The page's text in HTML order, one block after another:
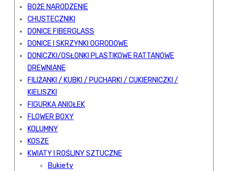
BOŻE NARODZENIE
CHUSTECZNIKI
DONICE FIBERGLASS
DONICE I SKRZYNKI OGRODOWE
DONICZKI/OSŁONKI PLASTIKOWE RATTANOWE
DREWNIANE
FILIŻANKI / KUBKI / PUCHARKI / CUKIERNICZKI /
KIELISZKI
FIGURKA ANIOŁEK
FLOWER BOXY
KOLUMNY
KOSZE
KWIATY I ROŚLINY SZTUCZNE
Bukiety